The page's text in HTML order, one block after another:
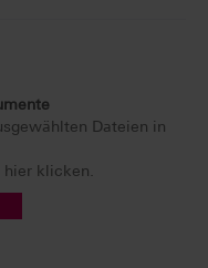
Dateien in
hier klicken.